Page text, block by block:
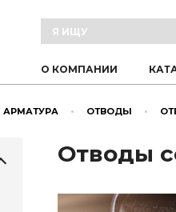
О КОМПАНИИ
АРМАТУРА ОТВОДЫ
Отводы